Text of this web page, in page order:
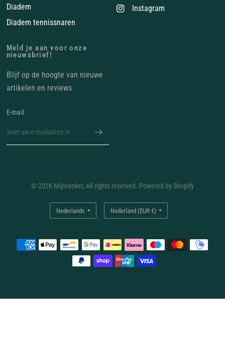
Diadem
Diadem tennissnaren
Instagram
Meld je aan voor onze
nieuwsbrief!
Blijf op de hoogte van nieuwe
artikelen en reviews
E‑mail
© 2026 Mijnracket, All rights reserved. Powered by Shopify
Land/regio
bijwerken
Land/regio
bijwerken